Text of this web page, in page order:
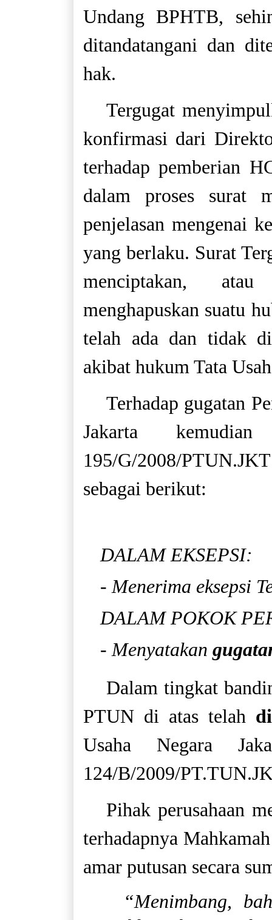
Undang BPHTB,
ditandatangani dan
hak.
Tergugat
konfirmasi dari
terhadap pemberian
dalam proses surat
penjelasan mengenai
yang berlaku. Surat
menciptakan,
menghapuskan suatu
telah ada dan tidak
akibat hukum Tata
Terhadap gugatan
Jakarta
195/G/2008/
sebagai berikut:
DALAM EKSEPSI:
- Menerima eksepsi
DALAM POKOK
- Menyatakan
Dalam tingkat
PTUN di atas telah
Usaha Negara
124/B/2009/
Pihak perusahaan
terhadapnya
amar putusan secara
“Menimbang,